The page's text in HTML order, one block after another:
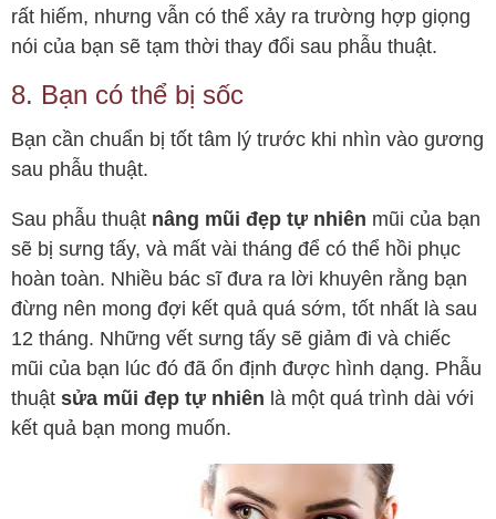
rất hiếm, nhưng vẫn có thể xảy ra trường hợp giọng
nói của bạn sẽ tạm thời thay đổi sau phẫu thuật.
8. Bạn có thể bị sốc
Bạn cần chuẩn bị tốt tâm lý trước khi nhìn vào gương
sau phẫu thuật.
Sau phẫu thuật nâng mũi đẹp tự nhiên mũi của bạn
sẽ bị sưng tấy, và mất vài tháng để có thể hồi phục
hoàn toàn. Nhiều bác sĩ đưa ra lời khuyên rằng bạn
đừng nên mong đợi kết quả quá sớm, tốt nhất là sau
12 tháng. Những vết sưng tấy sẽ giảm đi và chiếc
mũi của bạn lúc đó đã ổn định được hình dạng. Phẫu
thuật sửa mũi đẹp tự nhiên là một quá trình dài với
kết quả bạn mong muốn.